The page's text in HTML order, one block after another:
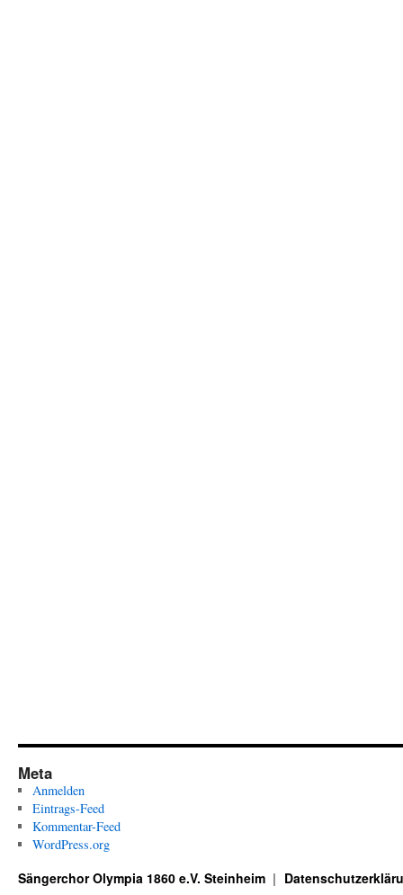
Meta
Anmelden
Eintrags-Feed
Kommentar-Feed
WordPress.org
Sängerchor Olympia 1860 e.V. Steinheim